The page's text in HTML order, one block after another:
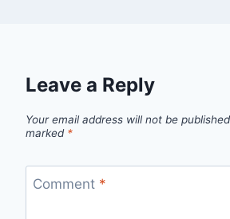
Leave a Reply
Your email address will not be
marked *
Comment *